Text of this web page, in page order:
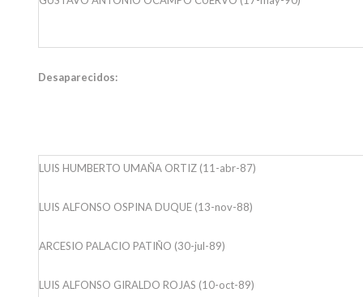
Desaparecidos:
LUIS HUMBERTO UMAÑA ORTIZ (11-abr-87)
LUIS ALFONSO OSPINA DUQUE (13-nov-88)
ARCESIO PALACIO PATIÑO (30-jul-89)
LUIS ALFONSO GIRALDO ROJAS (10-oct-89)